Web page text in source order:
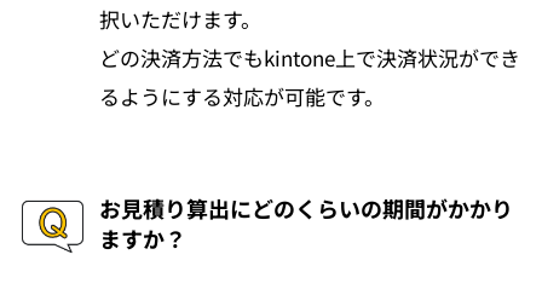
択いただけます。
どの決済方法でもkintone上で決済状況ができ
るようにする対応が可能です。
お見積り算出にどのくらいの期間がかかり
ますか？